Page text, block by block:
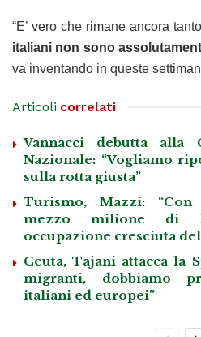
“E’ vero che rimane ancora
italiani non sono
va inventando in queste
Articoli correlati
Vannacci debutta alla
Nazionale: “Vogliamo
sulla rotta giusta”
Turismo, Mazzi:
mezzo milione di
occupazione cresciuta del
Ceuta, Tajani attacca la
migranti, dobbiamo
italiani ed europei”